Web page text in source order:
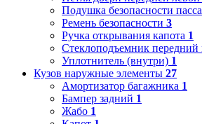
Подушка безопасности
Ремень безопасности 3
Ручка открывания капота 1
Стеклоподъемник передний
Уплотнитель (внутри) 1
Кузов наружные элементы 27
Амортизатор багажника 1
Бампер задний 1
Жабо 1